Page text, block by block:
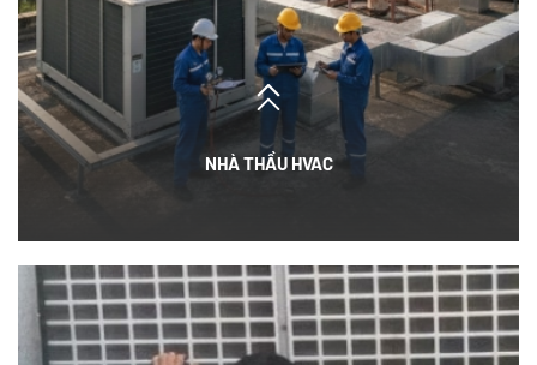
NHÀ THẦU HVAC